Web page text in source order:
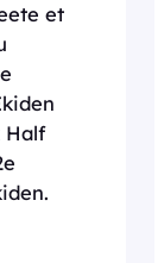
et
Half